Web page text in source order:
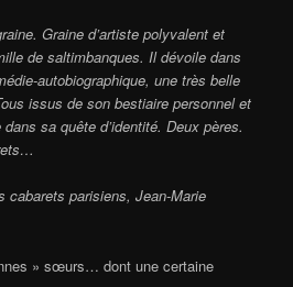
Graine d’artiste polyvalent et
de saltimbanques. Il dévoile dans
autobiographique, une très belle
issus de son bestiaire personnel et
sa quête d’identité. Deux pères.
cabarets parisiens, Jean-Marie
» sœurs… dont une certaine